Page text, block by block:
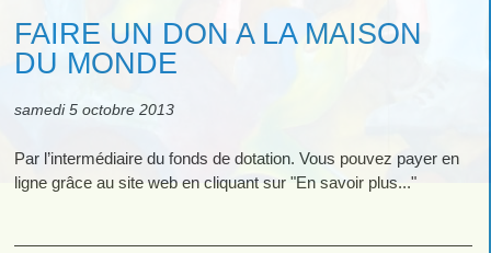
FAIRE UN DON A LA MAISON
DU MONDE
samedi 5 octobre 2013
Par l’intermédiaire du fonds de dotation. Vous pouvez payer en
ligne grâce au site web en cliquant sur "En savoir plus..."